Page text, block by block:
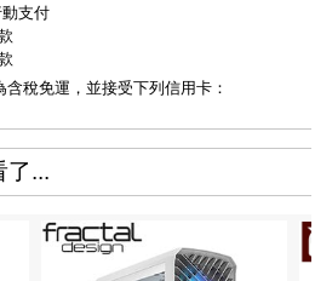
支付
稅免運，並接受下列信用卡：
了...